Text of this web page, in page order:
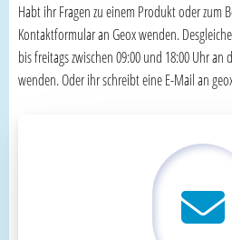
Habt ihr Fragen zu einem Produkt oder zum
Kontaktformular an Geox wenden.
bis freitags zwischen 09:00 und 18:00 Uhr
wenden. Oder ihr schreibt eine E-Mail an